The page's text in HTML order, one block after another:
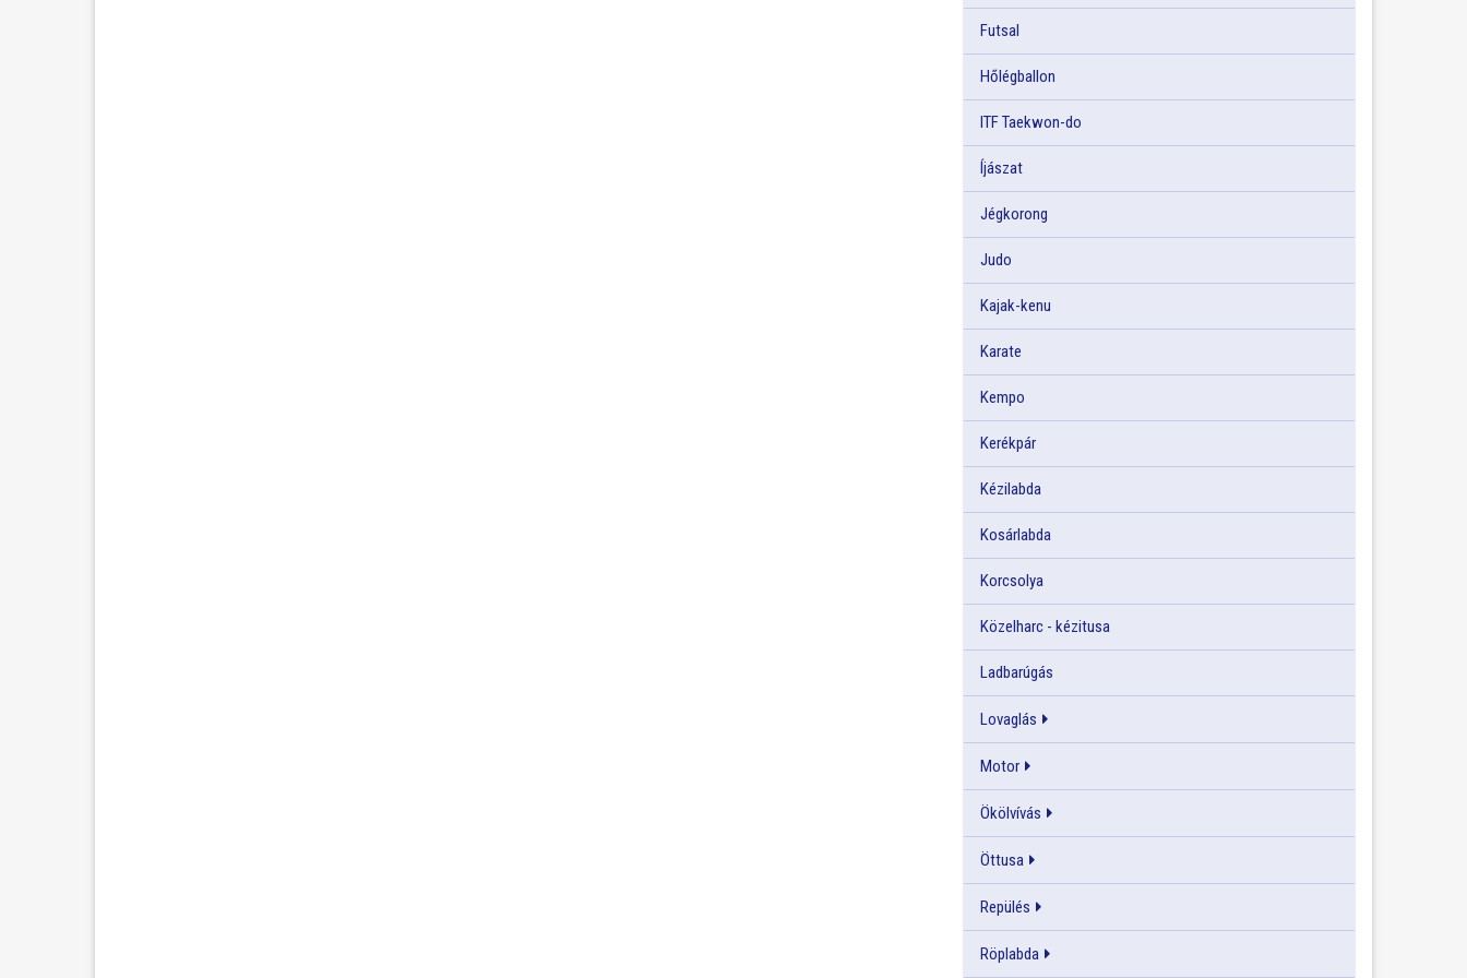
Futsal
Hőlégballon
ITF Taekwon-do
Íjászat
Jégkorong
Judo
Kajak-kenu
Karate
Kempo
Kerékpár
Kézilabda
Kosárlabda
Korcsolya
Közelharc - kézitusa
Ladbarúgás
Lovaglás
Motor
Ökölvívás
Öttusa
Repülés
Röplabda